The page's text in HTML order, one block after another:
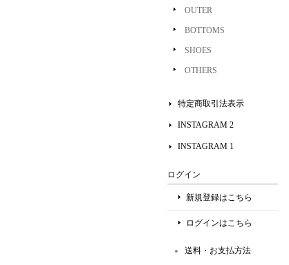
OUTER
BOTTOMS
SHOES
OTHERS
特定商取引法表示
INSTAGRAM 2
INSTAGRAM 1
ログイン
新規登録はこちら
ログインはこちら
送料・お支払方法